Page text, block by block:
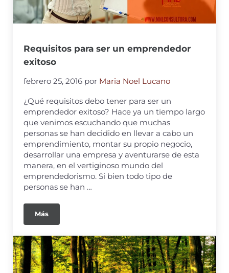
Requisitos para ser un emprendedor
exitoso
febrero 25, 2016 por Maria Noel Lucano
¿Qué requisitos debo tener para ser un
emprendedor exitoso? Hace ya un tiempo largo
que venimos escuchando que muchas
personas se han decidido en llevar a cabo un
emprendimiento, montar su propio negocio,
desarrollar una empresa y aventurarse de esta
manera, en el vertiginoso mundo del
emprendedorismo. Si bien todo tipo de
personas se han …
Más